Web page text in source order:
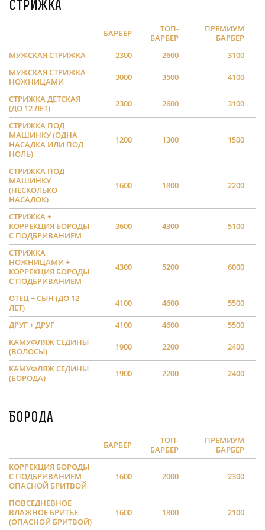
Стрижка
БАРБЕР
ТОП-
БАРБЕР
ПРЕМИУМ
БАРБЕР
МУЖСКАЯ СТРИЖКА
2300 2600
3100
МУЖСКАЯ СТРИЖКА
НОЖНИЦАМИ
3000 3500 4100
СТРИЖКА ДЕТСКАЯ
(ДО 12 ЛЕТ)
2300 2600 3100
СТРИЖКА ПОД
МАШИНКУ (ОДНА
НАСАДКА ИЛИ ПОД
НОЛЬ)
1200 1300 1500
СТРИЖКА ПОД
МАШИНКУ
(НЕСКОЛЬКО
НАСАДОК)
1600 1800 2200
СТРИЖКА +
КОРРЕКЦИЯ БОРОДЫ
С ПОДБРИВАНИЕМ
3600 4300 5100
СТРИЖКА
НОЖНИЦАМИ +
КОРРЕКЦИЯ БОРОДЫ
С ПОДБРИВАНИЕМ
4300 5200 6000
ОТЕЦ + СЫН (ДО 12
ЛЕТ)
4100 4600 5500
ДРУГ + ДРУГ 4100 4600
5500
КАМУФЛЯЖ СЕДИНЫ
(ВОЛОСЫ)
1900 2200 2400
КАМУФЛЯЖ СЕДИНЫ
(БОРОДА)
1900 2200 2400
Борода
БАРБЕР
ТОП-
БАРБЕР
ПРЕМИУМ
БАРБЕР
КОРРЕКЦИЯ БОРОДЫ
С ПОДБРИВАНИЕМ
ОПАСНОЙ БРИТВОЙ
1600 2000 2300
ПОВСЕДНЕВНОЕ
ВЛАЖНОЕ БРИТЬЕ
(ОПАСНОЙ БРИТВОЙ)
1600 1800 2100